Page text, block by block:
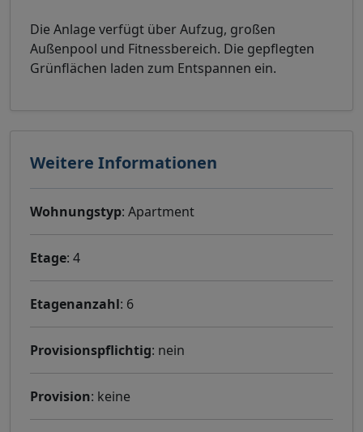
Die Anlage verfügt über Aufzug, großen
Außenpool und Fitnessbereich. Die gepflegten
Grünflächen laden zum Entspannen ein.
Weitere Informationen
Wohnungstyp: Apartment
Etage: 4
Etagenanzahl: 6
Provisionspflichtig: nein
Provision: keine